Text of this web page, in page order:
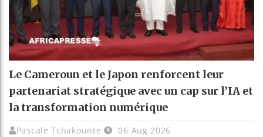
Le Cameroun et le Japon renforcent leur
partenariat stratégique avec un cap sur l’IA et
la transformation numérique
Pascale Tchakounte 06 Aug 2026